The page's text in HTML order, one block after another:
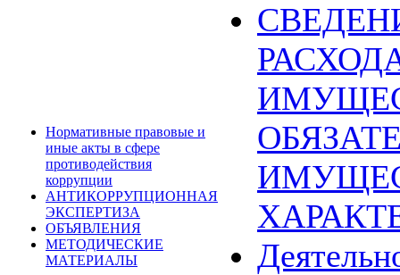
Нормативные правовые и
иные акты в сфере
противодействия
коррупции
АНТИКОРРУПЦИОННАЯ
ЭКСПЕРТИЗА
ОБЪЯВЛЕНИЯ
МЕТОДИЧЕСКИЕ
МАТЕРИАЛЫ